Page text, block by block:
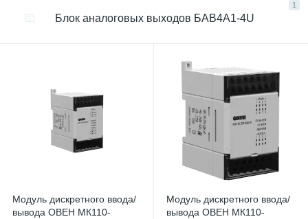
1
Блок аналоговых выходов БАВ4А1-4U
Модуль дискретного ввода/
вывода ОВЕН МК110-
Модуль дискретного ввода/
вывода ОВЕН МК110-